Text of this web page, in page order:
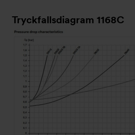
Tryckfallsdiagram 1168C